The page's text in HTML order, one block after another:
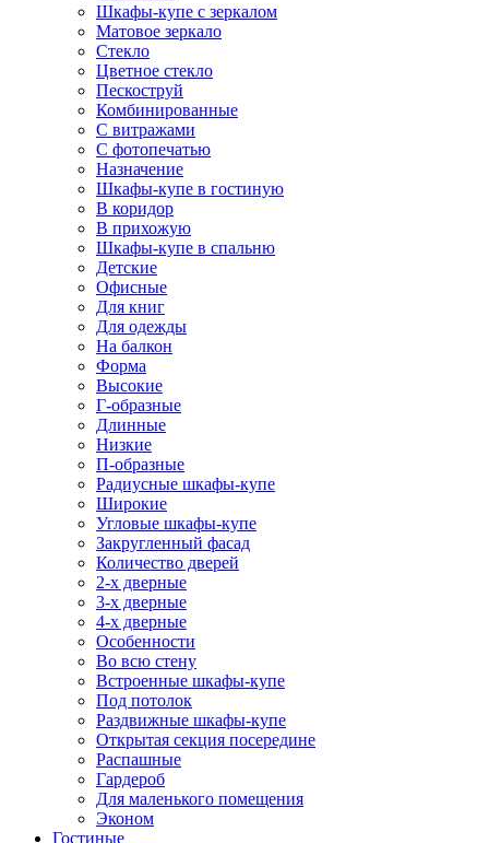
Шкафы-купе с зеркалом
Матовое зеркало
Стекло
Цветное стекло
Пескоструй
Комбинированные
С витражами
С фотопечатью
Назначение
Шкафы-купе в гостиную
В коридор
В прихожую
Шкафы-купе в спальню
Детские
Офисные
Для книг
Для одежды
На балкон
Форма
Высокие
Г-образные
Длинные
Низкие
П-образные
Радиусные шкафы-купе
Широкие
Угловые шкафы-купе
Закругленный фасад
Количество дверей
2-х дверные
3-х дверные
4-х дверные
Особенности
Во всю стену
Встроенные шкафы-купе
Под потолок
Раздвижные шкафы-купе
Открытая секция посередине
Распашные
Гардероб
Для маленького помещения
Эконом
Гостиные